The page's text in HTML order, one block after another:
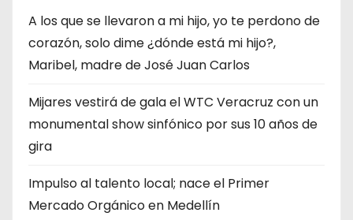
A los que se llevaron a mi hijo, yo te perdono de
corazón, solo dime ¿dónde está mi hijo?,
Maribel, madre de José Juan Carlos
Mijares vestirá de gala el WTC Veracruz con un
monumental show sinfónico por sus 10 años de
gira
Impulso al talento local; nace el Primer
Mercado Orgánico en Medellín